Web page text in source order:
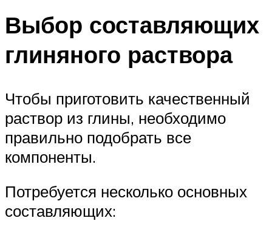
Выбор составляющих
глиняного раствора
Чтобы приготовить качественный
раствор из глины, необходимо
правильно подобрать все
компоненты.
Потребуется несколько основных
составляющих: